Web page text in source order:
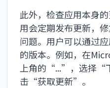
此外，检查应用本身
用会定期发布更新，
问题。用户可以通过
的版本。例如，在
上角的“...”，选择“
击“获取更新”。